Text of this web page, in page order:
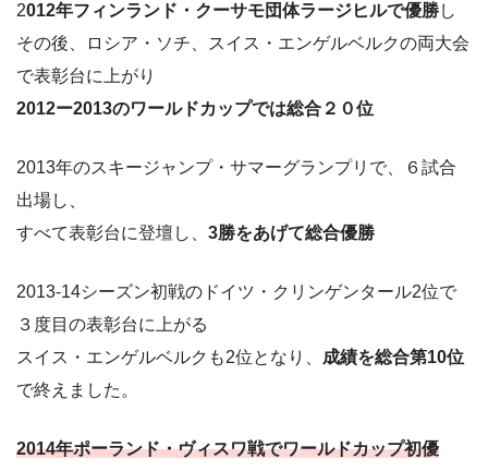
2012年フィンランド・クーサモ団体ラージヒルで優勝し
その後、ロシア・ソチ、スイス・エンゲルベルクの両大会
で表彰台に上がり
2012ー2013のワールドカップでは総合２０位
2013年のスキージャンプ・サマーグランプリで、６試合
出場し、
すべて表彰台に登壇し、 3勝をあげて総合優勝
2013-14シーズン初戦のドイツ・クリンゲンタール2位で
３度目の表彰台に上がる
スイス・エンゲルベルクも2位となり、 成績を総合第10位
で終えました。
2014年ポーランド・ヴィスワ戦でワールドカップ初優